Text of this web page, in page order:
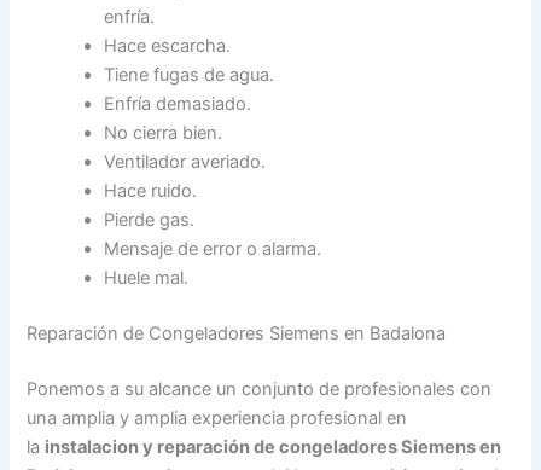
enfría.
Hace escarcha.
Tiene fugas de agua.
Enfría demasiado.
No cierra bien.
Ventilador averiado.
Hace ruido.
Pierde gas.
Mensaje de error o alarma.
Huele mal.
Reparación de Congeladores Siemens en Badalona
Ponemos a su alcance un conjunto de profesionales con
una amplia y amplia experiencia profesional en
la instalacion y reparación de congeladores Siemens en